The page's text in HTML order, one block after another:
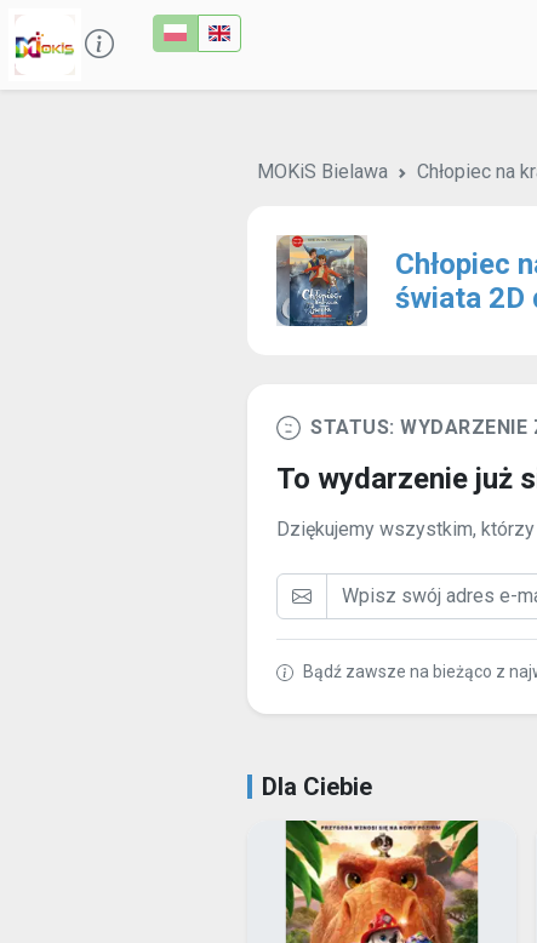
MOKiS Bielawa Chłopiec na
Chłopiec
świata 2D
STATUS: WYDARZENIE
To wydarzenie już
Dziękujemy wszystkim,
Bądź zawsze na bieżąco z
Dla Ciebie